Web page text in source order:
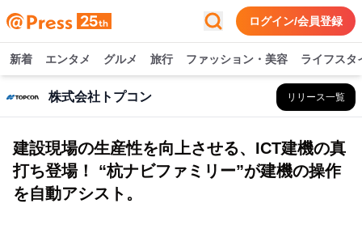
ログイン/会員登録
新着 エンタメ グルメ 旅行 ファッション・美容 ライフスタ
株式会社トプコン リリース一覧
建設現場の生産性を向上させる、ICT建機の真
打ち登場！ “杭ナビファミリー”が建機の操作
を自動アシスト。